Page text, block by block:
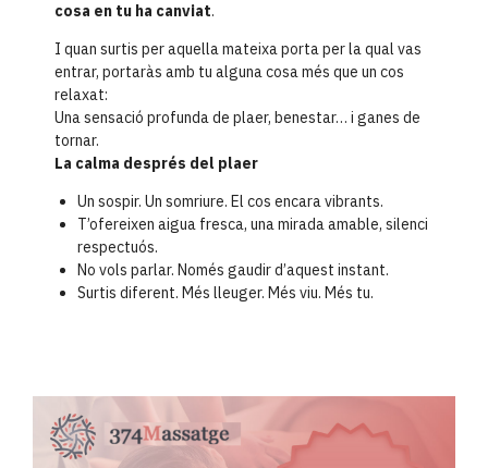
cosa en tu ha canviat.
I quan surtis per aquella mateixa porta per la qual vas
entrar, portaràs amb tu alguna cosa més que un cos
relaxat:
Una sensació profunda de plaer, benestar… i ganes de
tornar.
La calma després del plaer
Un sospir. Un somriure. El cos encara vibrants.
T’ofereixen aigua fresca, una mirada amable, silenci
respectuós.
No vols parlar. Només gaudir d’aquest instant.
Surtis diferent. Més lleuger. Més viu. Més tu.